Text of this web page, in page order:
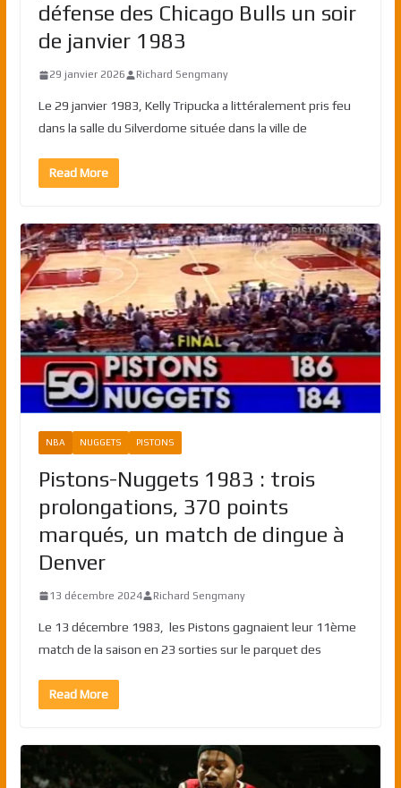
défense des Chicago Bulls un soir
de janvier 1983
29 janvier 2026 Richard Sengmany
Le 29 janvier 1983, Kelly Tripucka a littéralement pris feu
dans la salle du Silverdome située dans la ville de
Read More
NBA NUGGETS PISTONS
Pistons-Nuggets 1983 : trois
prolongations, 370 points
marqués, un match de dingue à
Denver
13 décembre 2024 Richard Sengmany
Le 13 décembre 1983, les Pistons gagnaient leur 11ème
match de la saison en 23 sorties sur le parquet des
Read More